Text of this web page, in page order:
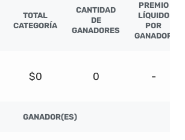
TOTAL
CATEGORÍA
CANTIDAD
DE
GANADORES
PREMIO
LÍQUIDO
POR
GANADOR
$0 0 -
GANADOR(ES)